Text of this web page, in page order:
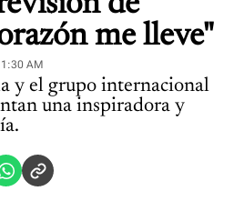
me lleve"
AM
y el grupo internacional
una inspiradora y